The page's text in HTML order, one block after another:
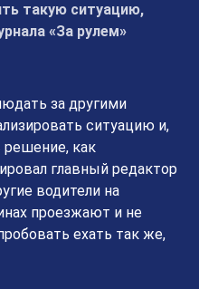
такую ситуацию,
«За рулем»
за другими
ситуацию и,
решение, как
главный редактор
водители на
проезжают и не
ехать так же,